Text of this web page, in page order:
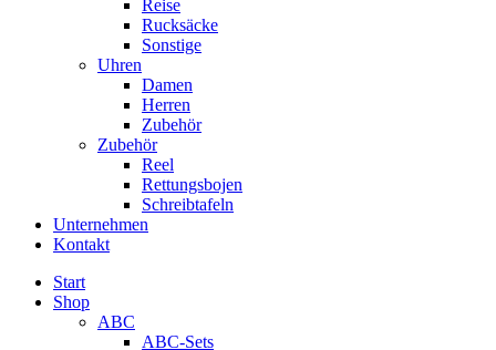
Reise
Rucksäcke
Sonstige
Uhren
Damen
Herren
Zubehör
Zubehör
Reel
Rettungsbojen
Schreibtafeln
Unternehmen
Kontakt
Start
Shop
ABC
ABC-Sets